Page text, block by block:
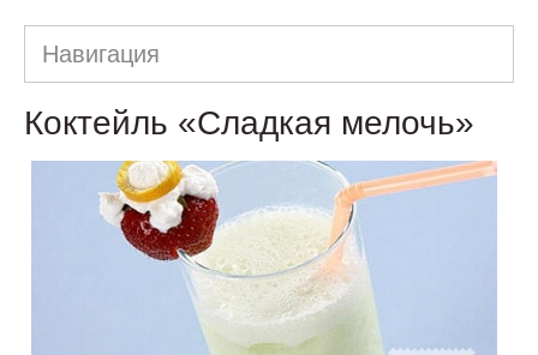
Навигация
Коктейль «Сладкая мелочь»